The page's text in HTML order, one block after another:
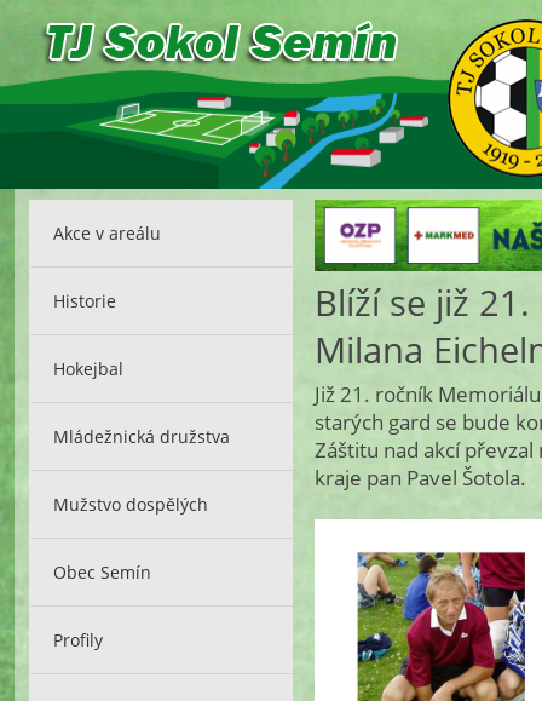
Akce v areálu
Historie
Hokejbal
Mládežnická družstva
Mužstvo dospělých
Obec Semín
Profily
Blíží se již
Milana
Již 21. ročník
starých gard se bude
Záštitu nad akcí
kraje pan Pavel Šotola.